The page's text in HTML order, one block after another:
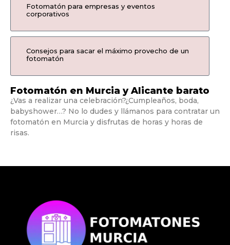
Fotomatón para empresas y eventos
corporativos
Consejos para sacar el máximo provecho de un
fotomatón
Fotomatón en Murcia y Alicante barato
¿Vas a realizar una celebración?¿Cumpleaños, boda,
babyshower…? No lo dudes y llámanos para contratar un
fotomatón en Murcia y disfrutas de horas y horas de
risas.